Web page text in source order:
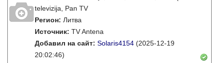
televizija, Pan TV
Регион: Литва
Источник: TV Antena
Добавил на сайт: Solaris4154 (2025-12-19
20:02:46)